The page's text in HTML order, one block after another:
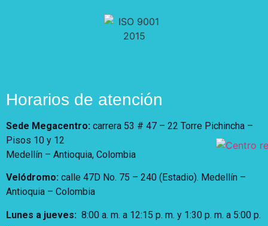
Horarios de atención
Sede Megacentro: carrera 53 # 47 – 22 Torre Pichincha –
Pisos 10 y 12
Medellín – Antioquia, Colombia
Velódromo: calle 47D No. 75 – 240 (Estadio). Medellín –
Antioquia – Colombia
Lunes a jueves: 8:00 a. m. a 12:15 p. m. y 1:30 p. m. a 5:00 p.